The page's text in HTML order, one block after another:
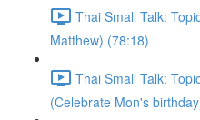
Thai Small Talk:
Matthew) (78:18)
Thai Small Talk:
(Celebrate Mon's